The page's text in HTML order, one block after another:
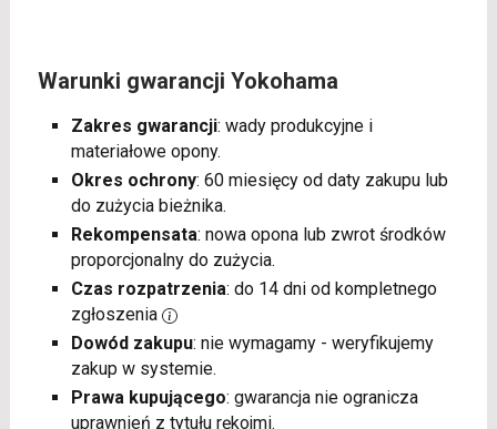
Warunki gwarancji Yokohama
Zakres gwarancji: wady produkcyjne i
materiałowe opony.
Okres ochrony: 60 miesięcy od daty zakupu lub
do zużycia bieżnika.
Rekompensata: nowa opona lub zwrot środków
proporcjonalny do zużycia.
Czas rozpatrzenia: do 14 dni od kompletnego
zgłoszenia
Dowód zakupu: nie wymagamy - weryfikujemy
zakup w systemie.
Prawa kupującego: gwarancja nie ogranicza
uprawnień z tytułu rękojmi.